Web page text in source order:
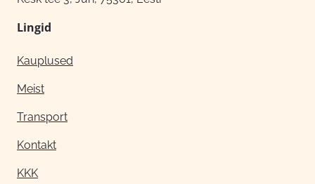
Lingid
Kauplused
Meist
Transport
Kontakt
KKK